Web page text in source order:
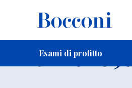
Esami di profitto
Esame 20969